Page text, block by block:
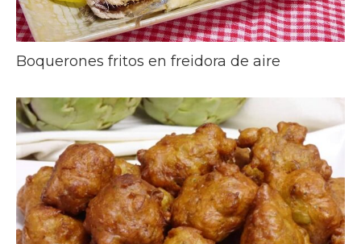
Boquerones fritos en freidora de aire